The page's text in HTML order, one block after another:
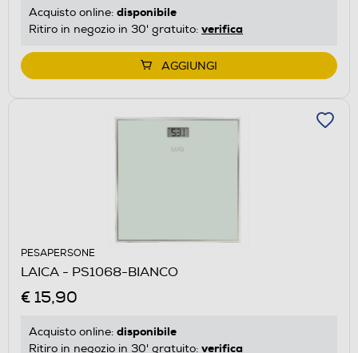
Acquisto online: disponibile
Ritiro in negozio in 30' gratuito: verifica
AGGIUNGI
PESAPERSONE
LAICA - PS1068-BIANCO
€ 15,90
Acquisto online: disponibile
Ritiro in negozio in 30' gratuito: verifica